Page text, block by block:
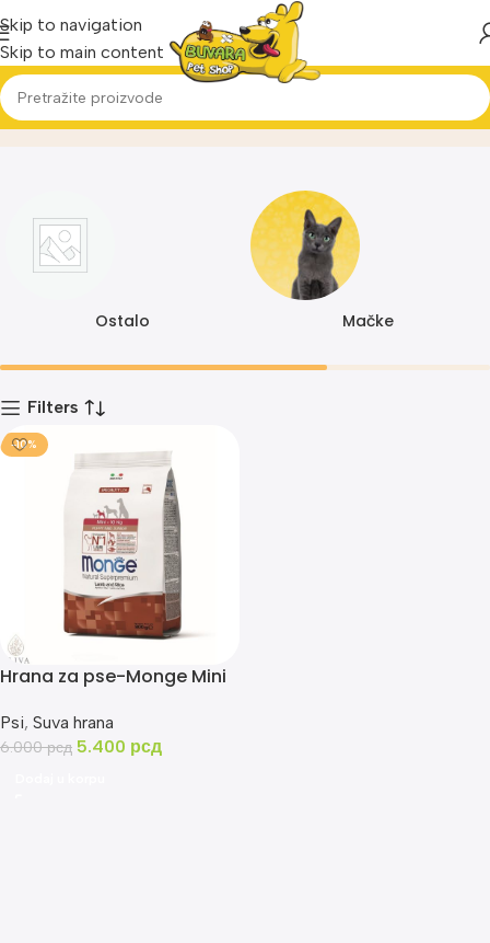
Skip to navigation
Skip to main content
1801Home Proizvod
Ostalo Mačke
Filters
-10%
Hrana za pse-Monge Mini
jagnje/pirinac 7.5kg
Psi, Suva hrana
6.000рсд 5.400 рсд